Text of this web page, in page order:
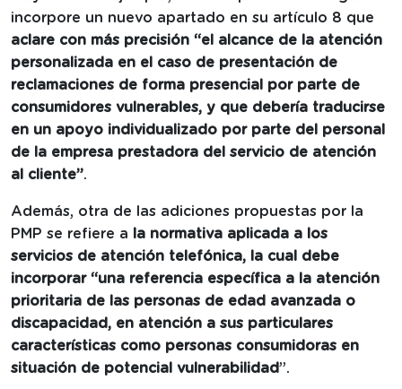
incorpore un nuevo apartado en su artículo 8 que
aclare con más precisión “el alcance de la atención
personalizada en el caso de presentación de
reclamaciones de forma presencial por parte de
consumidores vulnerables, y que debería traducirse
en un apoyo individualizado por parte del personal
de la empresa prestadora del servicio de atención
al cliente”.
Además, otra de las adiciones propuestas por la
PMP se refiere a
la normativa aplicada a los
servicios de atención telefónica, la cual debe
incorporar “una referencia específica a la atención
prioritaria de las personas de edad avanzada o
discapacidad, en atención a sus particulares
características como personas consumidoras en
situación de potencial vulnerabilidad”.